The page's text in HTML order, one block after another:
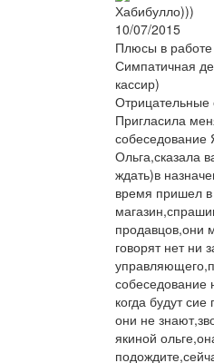
Хабибулло)))
10/07/2015
Плюсы в работе
Симпатичная
кассир)
Отрицательные
Пригласила
собеседование
Ольга,сказала
ждать)в
время пришел в
продавцов,они
говорят нет ни
собеседование
когда будут сие
они не
якиной